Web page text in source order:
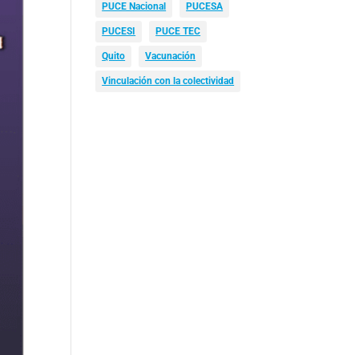
PUCE Nacional PUCESA
PUCESI PUCE TEC
Quito Vacunación
Vinculación con la colectividad